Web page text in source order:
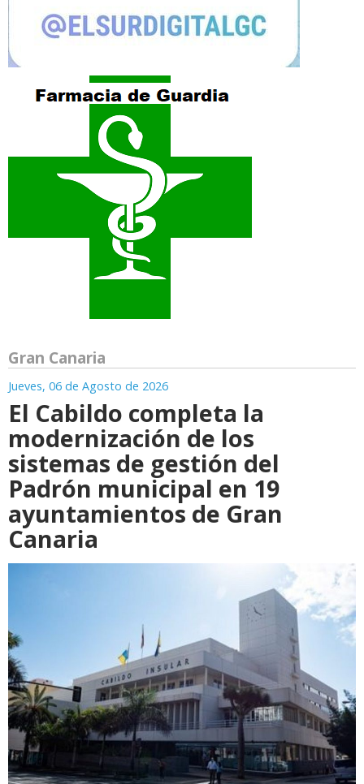
Gran Canaria
Jueves, 06 de Agosto de 2026
El Cabildo completa la
modernización de los
sistemas de gestión del
Padrón municipal en 19
ayuntamientos de Gran
Canaria